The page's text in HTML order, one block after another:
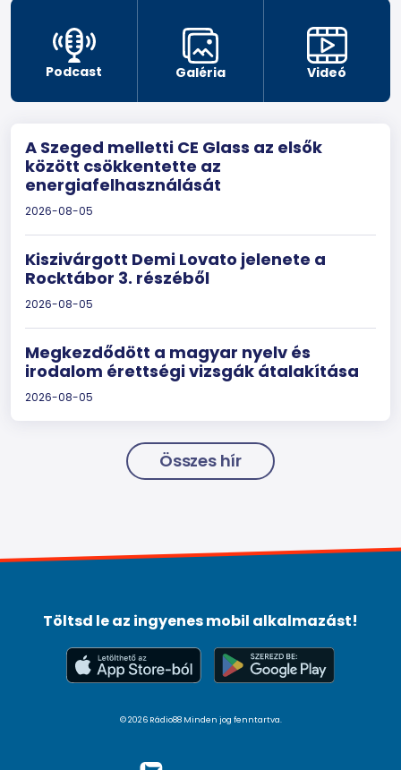
Podcast Galéria Videó
A Szeged melletti CE Glass az elsők
között csökkentette az
energiafelhasználását
2026-08-05
Kiszivárgott Demi Lovato jelenete a
Rocktábor 3. részéből
2026-08-05
Megkezdődött a magyar nyelv és
irodalom érettségi vizsgák átalakítása
2026-08-05
Összes hír
Töltsd le az ingyenes mobil alkalmazást!
© 2026 Rádio88 Minden jog fenntartva.